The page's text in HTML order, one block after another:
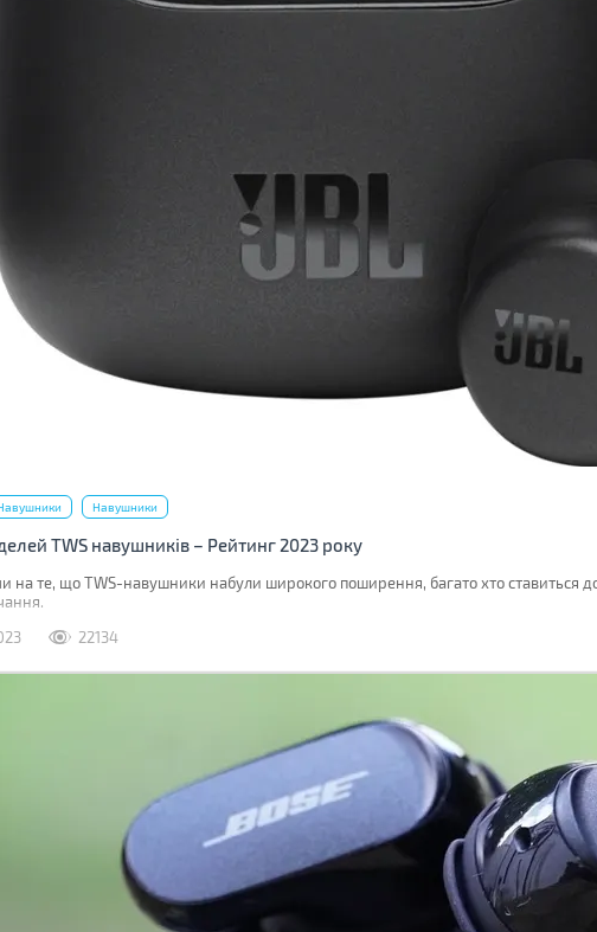
Навушники
TWS навушників – Рейтинг 2023 року
на те, що TWS-навушники набули широкого поширення, багато хто
22134